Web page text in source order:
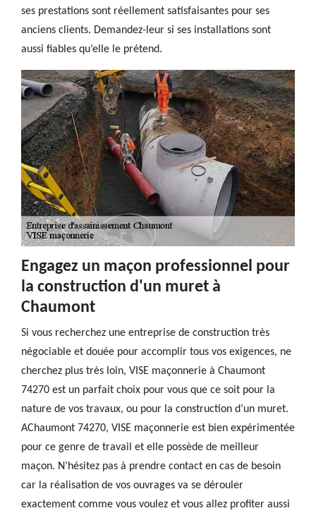
ses prestations sont réellement satisfaisantes pour ses
anciens clients. Demandez-leur si ses installations sont
aussi fiables qu’elle le prétend.
Engagez un maçon professionnel pour
la construction d'un muret à
Chaumont
Si vous recherchez une entreprise de construction très
négociable et douée pour accomplir tous vos exigences, ne
cherchez plus très loin, VISE maçonnerie à Chaumont
74270 est un parfait choix pour vous que ce soit pour la
nature de vos travaux, ou pour la construction d’un muret.
AChaumont 74270, VISE maçonnerie est bien expérimentée
pour ce genre de travail et elle possède de meilleur
maçon. N’hésitez pas à prendre contact en cas de besoin
car la réalisation de vos ouvrages va se dérouler
exactement comme vous voulez et vous allez profiter aussi